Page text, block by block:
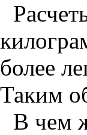
более
Таким
В чем